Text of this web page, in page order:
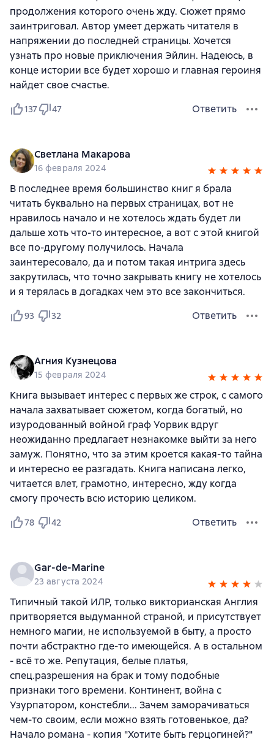
продолжения которого очень жду. Сюжет прямо
заинтриговал. Автор умеет держать читателя в
напряжении до последней страницы. Хочется
узнать про новые приключения Эйлин. Надеюсь, в
конце истории все будет хорошо и главная героиня
найдет свое счастье.
137 47 Ответить
Светлана Макарова
16 февраля 2024
В последнее время большинство книг я брала
читать буквально на первых страницах, вот не
нравилось начало и не хотелось ждать будет ли
дальше хоть что-то интересное, а вот с этой книгой
все по-другому получилось. Начала
заинтересовало, да и потом такая интрига здесь
закрутилась, что точно закрывать книгу не хотелось
и я терялась в догадках чем это все закончиться.
93 32 Ответить
Агния Кузнецова
15 февраля 2024
Книга вызывает интерес с первых же строк, с самого
начала захватывает сюжетом, когда богатый, но
изуродованный войной граф Уорвик вдруг
неожиданно предлагает незнакомке выйти за него
замуж. Понятно, что за этим кроется какая-то тайна
и интересно ее разгадать. Книга написана легко,
читается влет, грамотно, интересно, жду когда
смогу прочесть всю историю целиком.
78 42 Ответить
Gar-de-Marine
23 августа 2024
Типичный такой ИЛР, только викторианская Англия
притворяется выдуманной страной, и присутствует
немного магии, не используемой в быту, а просто
почти абстрактно где-то имеющейся. А в остальном
- всё то же. Репутация, белые платья,
спец.разрешения на брак и тому подобные
признаки того времени. Континент, война с
Узурпатором, констебли... Зачем заморачиваться
чем-то своим, если можно взять готовенькое, да?
Начало романа - копия "Хотите быть герцогиней?"